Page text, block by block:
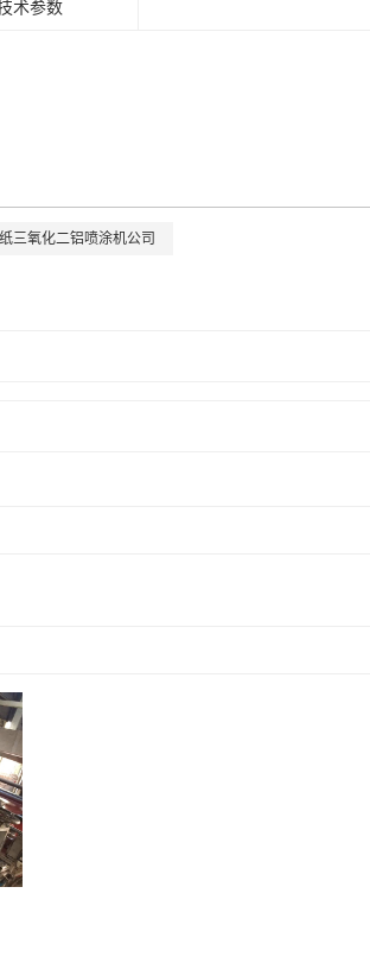
术参数
三氧化二铝喷涂机公司